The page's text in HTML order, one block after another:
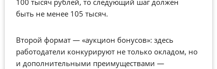
быть не менее 105 тысяч.
Второй формат — «аукцион бонусов»: здесь
работодатели конкурируют не только окладом, но
и дополнительными преимуществами —